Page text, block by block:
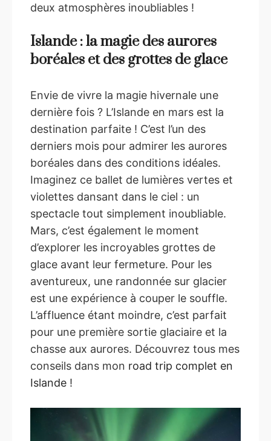
deux atmosphères inoubliables !
Islande : la magie des aurores
boréales et des grottes de glace
Envie de vivre la magie hivernale une
dernière fois ? L’Islande en mars est la
destination parfaite ! C’est l’un des
derniers mois pour admirer les aurores
boréales dans des conditions idéales.
Imaginez ce ballet de lumières vertes et
violettes dansant dans le ciel : un
spectacle tout simplement inoubliable.
Mars, c’est également le moment
d’explorer les incroyables grottes de
glace avant leur fermeture. Pour les
aventureux, une randonnée sur glacier
est une expérience à couper le souffle.
L’affluence étant moindre, c’est parfait
pour une première sortie glaciaire et la
chasse aux aurores. Découvrez tous mes
conseils dans mon road trip complet en
Islande !